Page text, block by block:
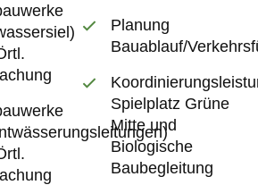
Planung
Bauablauf/
Spielplatz Grüne
Mitte und
Biologische
Baubegleitung